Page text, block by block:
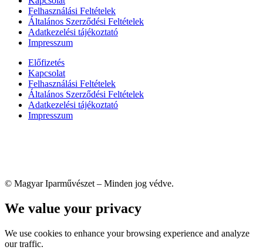
Felhasználási Feltételek
Általános Szerződési Feltételek
Adatkezelési tájékoztató
Impresszum
Előfizetés
Kapcsolat
Felhasználási Feltételek
Általános Szerződési Feltételek
Adatkezelési tájékoztató
Impresszum
© Magyar Iparművészet – Minden jog védve.
We value your privacy
We use cookies to enhance your browsing experience and analyze
our traffic.